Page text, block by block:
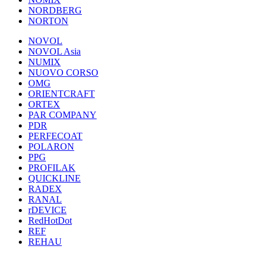
NORDBERG
NORTON
NOVOL
NOVOL Asia
NUMIX
NUOVO CORSO
OMG
ORIENTCRAFT
ORTEX
PAR COMPANY
PDR
PERFECOAT
POLARON
PPG
PROFILAK
QUICKLINE
RADEX
RANAL
rDEVICE
RedHotDot
REF
REHAU